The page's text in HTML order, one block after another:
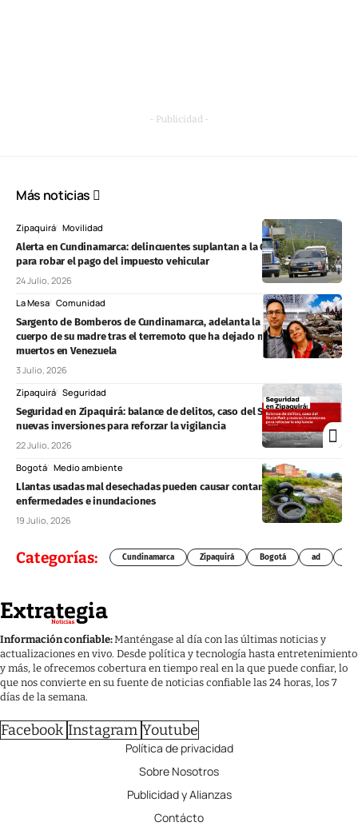
- Publicidad -
Más noticias
Zipaquirá Movilidad
Alerta en Cundinamarca: delincuentes suplantan a la Gobernación
para robar el pago del impuesto vehicular
24 Julio, 2026
La Mesa Comunidad
Sargento de Bomberos de Cundinamarca, adelanta la búsqueda del
cuerpo de su madre tras el terremoto que ha dejado más de 2.500
muertos en Venezuela
3 Julio, 2026
Zipaquirá Seguridad
Seguridad en Zipaquirá: balance de delitos, caso del Skate Park y
nuevas inversiones para reforzar la vigilancia
22 Julio, 2026
Bogotá Medio ambiente
Llantas usadas mal desechadas pueden causar contaminación,
enfermedades e inundaciones
19 Julio, 2026
Categorías: Cundinamarca Zipaquirá Bogotá ad
Información confiable:Manténgase al día con las últimas noticias y
actualizaciones en vivo. Desde política y tecnología hasta entretenimiento
y más, le ofrecemos cobertura en tiempo real en la que puede confiar, lo
que nos convierte en su fuente de noticias confiable las 24 horas, los 7
días de la semana.
Facebook Instagram Youtube
Política de privacidad
Sobre Nosotros
Publicidad y Alianzas
Contácto